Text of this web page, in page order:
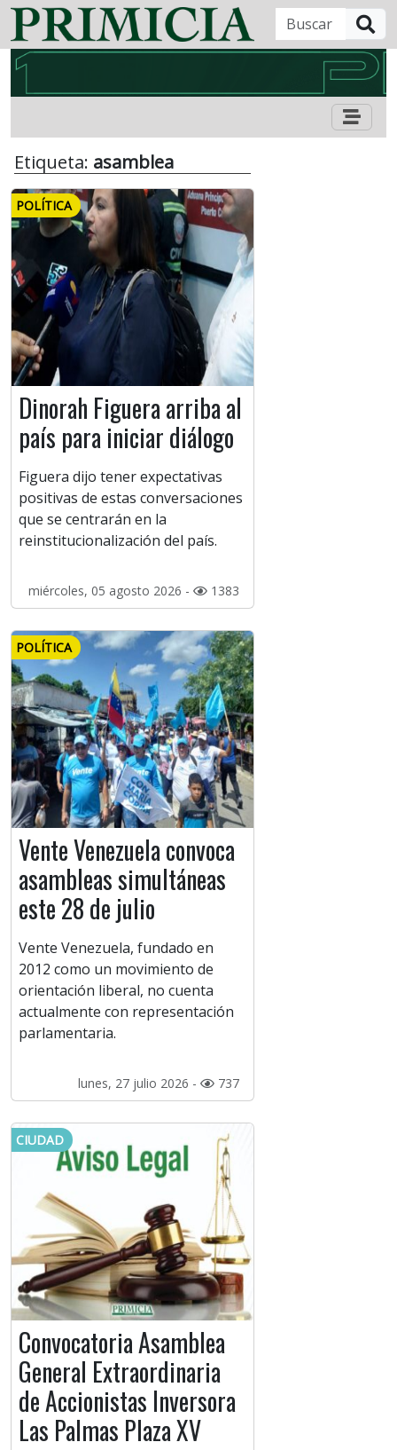
Etiqueta: asamblea
POLÍTICA
Dinorah Figuera arriba al
país para iniciar diálogo
Figuera dijo tener expectativas
positivas de estas conversaciones
que se centrarán en la
reinstitucionalización del país.
miércoles, 05 agosto 2026 - 1383
POLÍTICA
Vente Venezuela convoca
asambleas simultáneas
este 28 de julio
Vente Venezuela, fundado en
2012 como un movimiento de
orientación liberal, no cuenta
actualmente con representación
parlamentaria.
lunes, 27 julio 2026 - 737
CIUDAD
Convocatoria Asamblea
General Extraordinaria
de Accionistas Inversora
Las Palmas Plaza XV